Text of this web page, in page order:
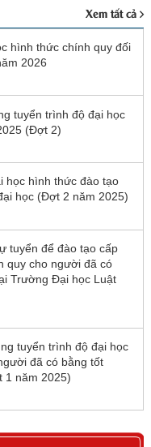
Xem tất cả
hình thức chính quy đối
2026
tuyển trình độ đại học
(Đợt 2)
học hình thức đào tạo
học (Đợt 2 năm 2025)
tuyển để đào tạo cấp
quy cho người đã có
Trường Đại học Luật
tuyển trình độ đại học
đã có bằng tốt
1 năm 2025)